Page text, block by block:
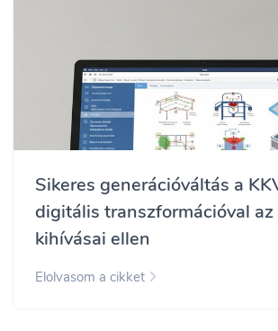
Sikeres generációváltás a
digitális transzformációval
kihívásai ellen
Elolvasom a cikket